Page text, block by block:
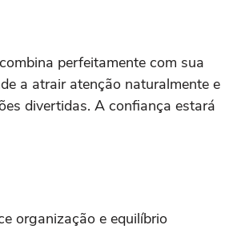
perfeitamente com sua
a atrair atenção naturalmente e
divertidas. A confiança estará
organização e equilíbrio